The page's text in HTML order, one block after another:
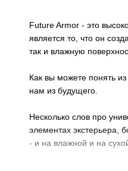
Future Armor - это
является то, что он
так и влажную
Как вы можете понять
нам из будущего.
Несколько слов про
элементах экстерьера,
- и на влажной и на